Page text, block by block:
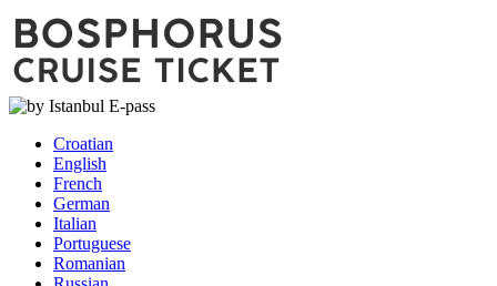
Croatian
English
French
German
Italian
Portuguese
Romanian